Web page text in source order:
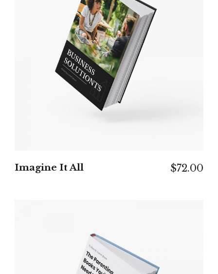
IN DEN WARENKORB
Imagine It All $72.00